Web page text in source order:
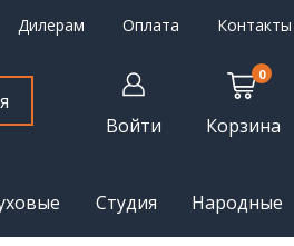
Дилерам Оплата Контакты
Войти
Корзина
0
Студия Народные